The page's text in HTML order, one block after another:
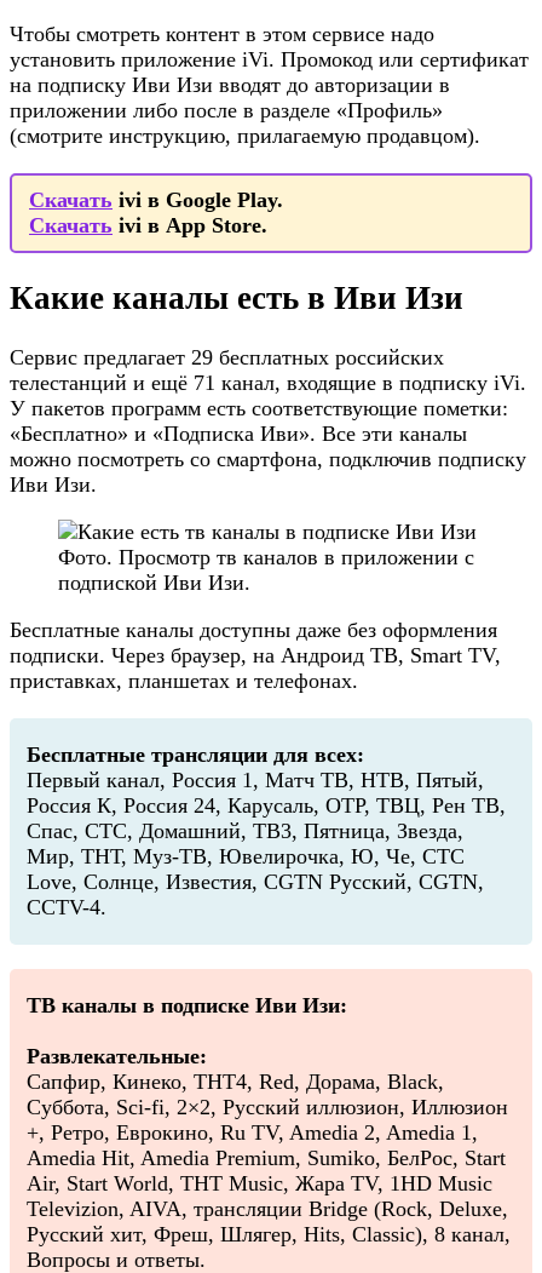
Чтобы смотреть контент в этом сервисе надо
установить приложение iVi. Промокод или сертификат
на подписку Иви Изи вводят до авторизации в
приложении либо после в разделе «Профиль»
(смотрите инструкцию, прилагаемую продавцом).
Скачать ivi в Google Play.
Скачать ivi в App Store.
Какие каналы есть в Иви Изи
Сервис предлагает 29 бесплатных российских
телестанций и ещё 71 канал, входящие в подписку iVi.
У пакетов программ есть соответствующие пометки:
«Бесплатно» и «Подписка Иви». Все эти каналы
можно посмотреть со смартфона, подключив подписку
Иви Изи.
Фото. Просмотр тв каналов в приложении с
подпиской Иви Изи.
Бесплатные каналы доступны даже без оформления
подписки. Через браузер, на Андроид ТВ, Smart TV,
приставках, планшетах и телефонах.
Бесплатные трансляции для всех:
Первый канал, Россия 1, Матч ТВ, НТВ, Пятый,
Россия К, Россия 24, Карусаль, ОТР, ТВЦ, Рен ТВ,
Спас, СТС, Домашний, ТВ3, Пятница, Звезда,
Мир, ТНТ, Муз-ТВ, Ювелирочка, Ю, Че, СТС
Love, Солнце, Известия, CGTN Русский, CGTN,
CCTV-4.
ТВ каналы в подписке Иви Изи:
Развлекательные:
Сапфир, Кинеко, ТНТ4, Red, Дорама, Black,
Суббота, Sci-fi, 2×2, Русский иллюзион, Иллюзион
+, Ретро, Еврокино, Ru TV, Amedia 2, Amedia 1,
Amedia Hit, Amedia Premium, Sumiko, БелРос, Start
Air, Start World, ТНТ Music, Жара TV, 1HD Music
Televizion, AIVA, трансляции Bridge (Rock, Deluxe,
Русский хит, Фреш, Шлягер, Hits, Classic), 8 канал,
Вопросы и ответы.